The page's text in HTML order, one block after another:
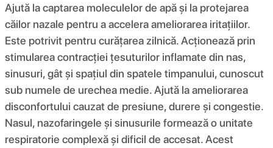
Ajută la captarea moleculelor de apă și la protejarea
căilor nazale pentru a accelera ameliorarea iritațiilor.
Este potrivit pentru curățarea zilnică. Acționează prin
stimularea contracției țesuturilor inflamate din nas,
sinusuri, gât și spațiul din spatele timpanului, cunoscut
sub numele de urechea medie. Ajută la ameliorarea
disconfortului cauzat de presiune, durere și congestie.
Nasul, nazofaringele și sinusurile formează o unitate
respiratorie complexă și dificil de accesat. Acest